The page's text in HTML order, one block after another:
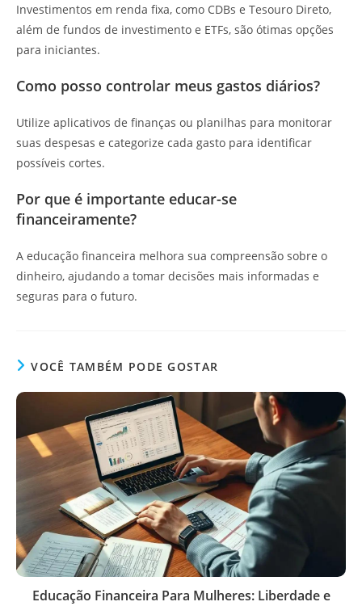
Investimentos em renda fixa, como CDBs e Tesouro Direto,
além de fundos de investimento e ETFs, são ótimas opções
para iniciantes.
Como posso controlar meus gastos diários?
Utilize aplicativos de finanças ou planilhas para monitorar
suas despesas e categorize cada gasto para identificar
possíveis cortes.
Por que é importante educar-se
financeiramente?
A educação financeira melhora sua compreensão sobre o
dinheiro, ajudando a tomar decisões mais informadas e
seguras para o futuro.
VOCÊ TAMBÉM PODE GOSTAR
Educação Financeira Para Mulheres: Liberdade e